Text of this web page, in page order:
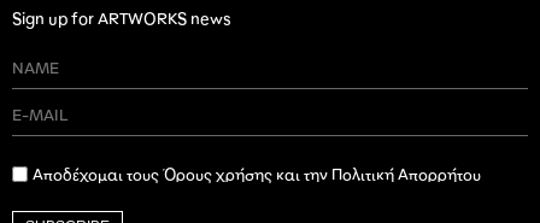
Sign up for ARTWORKS news
Αποδέχομαι τους Όρους χρήσης και την Πολιτική Απορρήτου